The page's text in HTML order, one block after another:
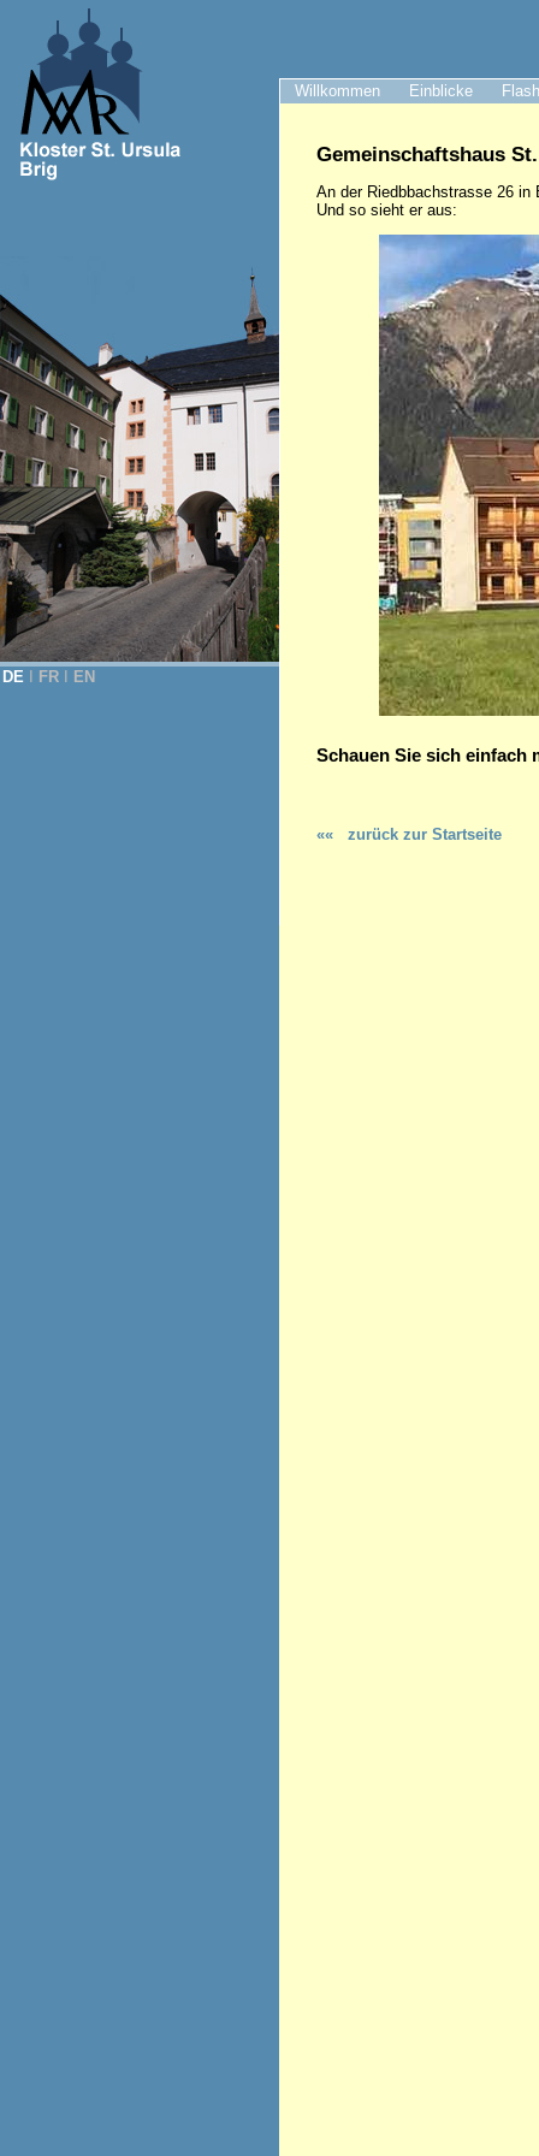
Willkommen Einblicke
DE FR EN
Gemeinschaftshaus
An der Riedbbachstrasse 26
Und so sieht er aus:
Schauen Sie sich einfach
«« zurück zur Startseite